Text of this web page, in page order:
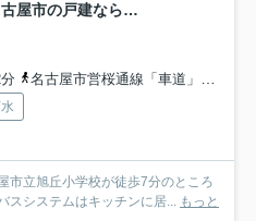
MELDIA東区徳川1521③｜名古屋市の戸建ならホームアップ
名古屋市営桜通線「車道」駅 徒歩18分
市立旭丘小学校が徒歩7分のところ
スシステムはキッチンに居... もっと